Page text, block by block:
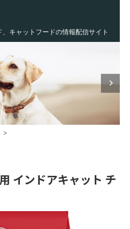
キャットフードの情報配信サイト
>
インドアキャット チ